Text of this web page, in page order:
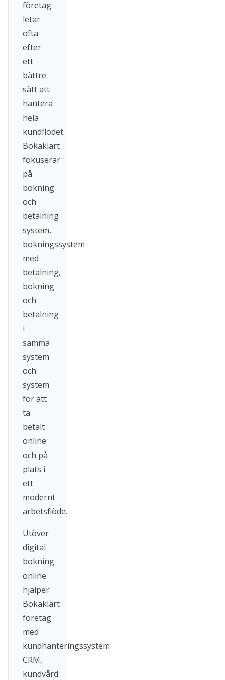
företag
letar
ofta
efter
ett
bättre
sätt att
hantera
hela
kundflödet.
Bokaklart
fokuserar
på
bokning
och
betalning
system,
bokningssystem
med
betalning,
bokning
och
betalning
i
samma
system
och
system
för att
ta
betalt
online
och på
plats i
ett
modernt
arbetsflöde.
Utöver
digital
bokning
online
hjälper
Bokaklart
företag
med
kundhanteringssystem
CRM,
kundvård